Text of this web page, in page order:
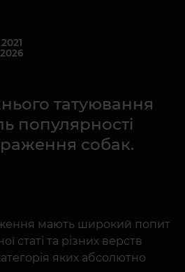
татуювання
популярності
собак.
мають широкий попит
статі та різних верств
яких абсолютно